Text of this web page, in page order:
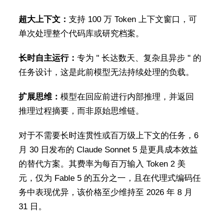
超大上下文： 支持 100 万 Token 上下文窗口，可
单次处理整个代码库或研究档案。
长时自主运行： 专为 " 长达数天、复杂且异步 " 的
任务设计，这是此前模型无法持续处理的负载。
扩展思维： 模型在回应前进行内部推理，并返回
推理过程摘要，而非原始思维链。
对于不需要长时连贯性或百万级上下文的任务，6
月 30 日发布的 Claude Sonnet 5 是更具成本效益
的替代方案。其费率为每百万输入 Token 2 美
元，仅为 Fable 5 的五分之一，且在代理式编码任
务中表现优异，该价格至少维持至 2026 年 8 月
31 日。